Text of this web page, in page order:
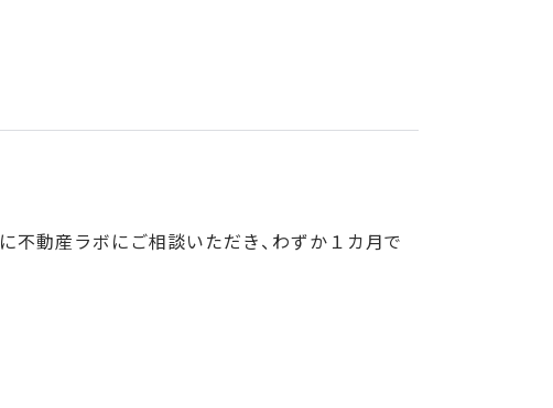
動産ラボにご相談いただき、わずか１カ月で